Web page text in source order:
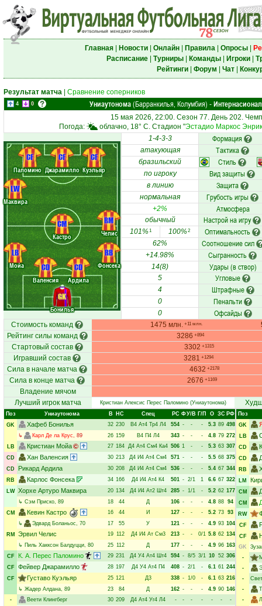
Главная| Новости| Онлайн| Правила| Опросы|
Расписание| Турниры| Команды| Игроки|
Рейтинги| Форум Чат|
Результат матча Сравнение соперников
4 0 Униаутонома(Барранкилья, Колумбия) -
15 мая 2026, 22:00. Сезон 77. День 202.
Погода:
облачно, 18° C. Стадион "Эстадио Маркос
Бонилья
Мойа
Валенсия
Ардила
Фонсека
Маквира
Кастро Челис
Паломино Джарамилло Куэльяр
GK
LB
CD
CD
RB
LW
CM RM
CF CF CF
1-4-3-3 Формация
атакующая Тактика
бразильский Стиль
по игроку Вид защиты
в линию Защита
нормальная Грубость игры
+2% Атмосфера
обычный Настрой на игру
101%1 100%2 Оптимальность
62% Соотношение сил
+14.98% Сыгранность
14(8) Удары (в створ)
5 Угловые
4 Штрафные
0 Пенальти
0 Офсайды
Стоимость команд 1475 млн. +11 млн.
Рейтинг силы команд
3286 +894
Стартовый состав 3302 +1315
Игравший состав 3281 +1294
Сила в начале матча 4632 +2178
Сила в конце матча 2676 +1169
Владение мячом
Лучший игрок матча
Кристиан Алексис Перес Паломино (Униаутонома)
Поз Униаутонома В НC Спец РC ФУ/В Г/П О ЗС РФ
GK
Хафеб Бонилья 32 230 В4 Ат4 Тр4 Л4 554 - - - 5.3 89 498
↳
Карл Де ла Крус, 89 26 159 В4 П4 Л4 343 - - - 4.8 79 272
LB
Кристиан Мойа 27 184 Д4 Ат4 См4 Ка4 506 1 - - 5.3 63 307
CD
Хан Валенсия 30 213 Д4 И4 Ат4 См4 571 - - - 5.5 68 375
CD
Рикард Ардила 30 208 Д4 И4 Ат4 См4 536 - - - 5.4 67 344
RB
Карлос Фонсека 34 166 Д4 И4 Ат4 К4 501 - 2/1 1 6.6 67 322
LW Хорхе Артуро Маквира 20 134 Д4 И4 Ат2 Шт4 285 - 1/1 - 5.2 62 177
↳ Сэм Приско, 89 18 44 Д 106 - - - 4.8 88 94
CM
Кевин Кастро 16 44 И 127 - - - 5.2 73 93
↳
Эдвард Боланьос, 70 17 55 У 121 - - - 4.9 93 104
RM
Эрвил Челис 19 112 Д4 И4 Ат См3 213 - - 0/1 5.8 62 134
↳ Пиль Хакксон Балдуцци, 80 25 112 Д 177 - - - 4.9 96 163
CF
К. А. Перес Паломино 29 231 Д4 У4 Ат4 Шт4 594 - 8/5 3/1 10 52 306
CF
Фейвер Джарамилло 28 197 Д4 У4 Ат4 П4 408 - 2/1 - 6.1 61 244
CF
Густаво Куэльяр 25 121 Д3 338 - 1/0 - 6.1 63 216
↳ Жадер Алдана, 89 23 84 Д 162 - - - 4.9 90 146
-
Веети Клингберг 30 209 Д4 Ат4 Уг4 Л4 - - - - - -
-
Поз
GK
LB
CD
CD
RB
LM
CM
CM
RW
CF
CF
GK
-
-
-
-
-